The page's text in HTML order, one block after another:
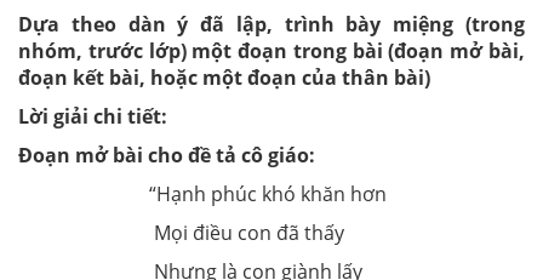
Dựa theo dàn ý đã lập, trình bày miệng (trong
nhóm, trước lớp) một đoạn trong bài (đoạn mở bài,
đoạn kết bài, hoặc một đoạn của thân bài)
Lời giải chi tiết:
Đoạn mở bài cho đề tả cô giáo:
“Hạnh phúc khó khăn hơn
Mọi điều con đã thấy
Nhưng là con giành lấy